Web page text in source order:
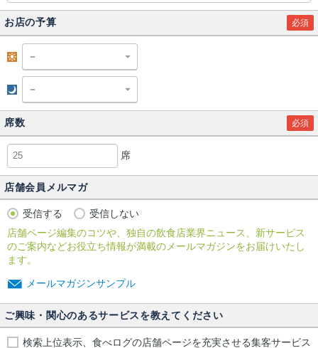
お店の予算 必須
席数 必須
席
店舗会員メルマガ
受信する
受信しない
店舗ページ編集のコツや、独自の飲食店業界ニュース、新サービス
のご案内などお役立ち情報が満載のメールマガジンをお届けいたし
ます。
メールマガジンサンプル
ご興味・関心のあるサービスを教えてください
検索上位表示、食べログの店舗ページを充実させる集客サービス